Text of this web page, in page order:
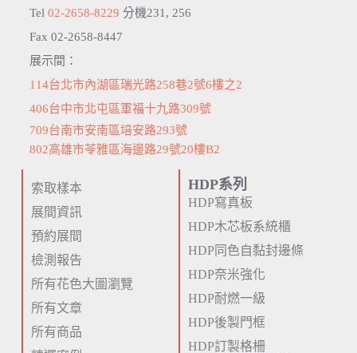
Tel 02-2658-8229 分機231, 256
Fax 02-2658-8447
展示間：
114台北市內湖區瑞光路258巷2號6樓之2
406台中市北屯區軍福十九路309號
709台南市安南區培安路293號
802高雄市苓雅區海邊路29號20樓B2
索取樣本
展間資訊
預約展間
檢測報告
所有花色大圖瀏覽
所有文章
所有商品
HDP系列
HDP寫真板
HDP木芯板系統櫃
HDP同色自黏封邊條
HDP奈米強化
HDP耐燃一級
HDP後製門框
HDP訂製格柵